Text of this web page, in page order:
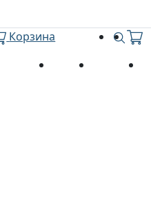
Корзина
Контакты Оплата Доставка